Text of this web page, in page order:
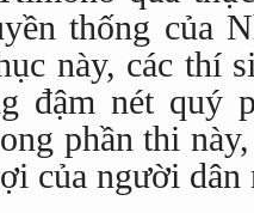
thống của
này, các thí
đậm nét quý
phần thi
của người dân